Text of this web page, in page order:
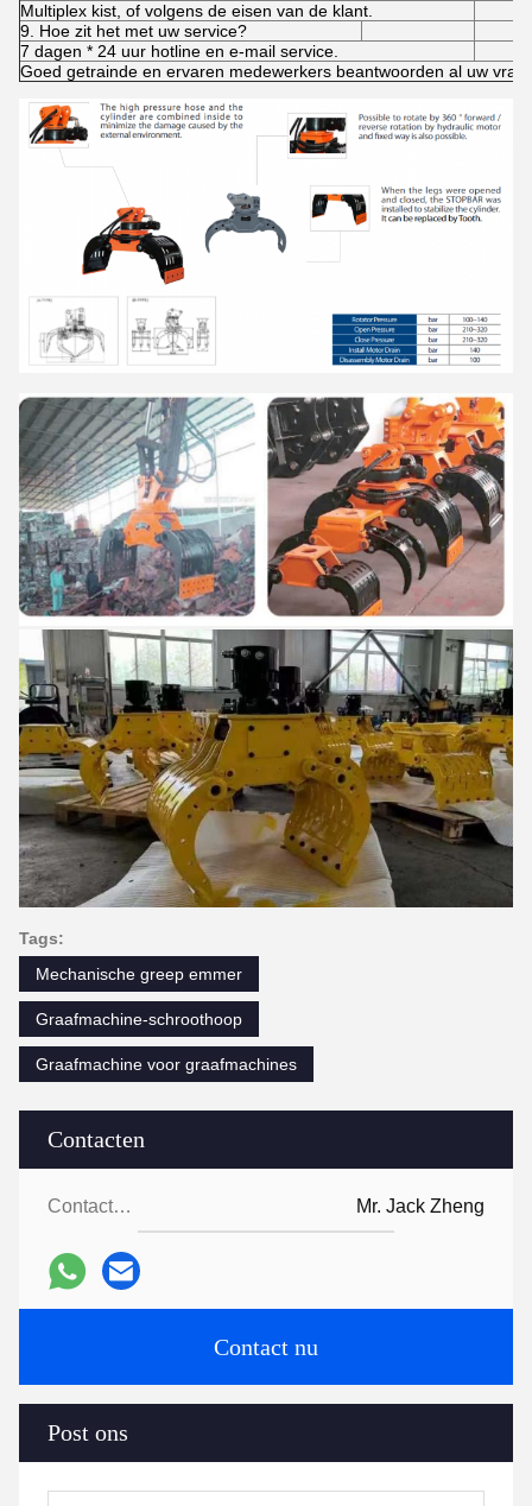
Contacten
Contacten: Mr. Jack Zheng
Contact nu
Post ons
Multiplex kist, of volgens de eisen van de klant.
9. Hoe zit het met uw service?
7 dagen * 24 uur hotline en e-mail service.
Goed getrainde en ervaren medewerkers beantwoorden al uw
Tags:
Mechanische greep emmer
Graafmachine-schroothoop
Graafmachine voor graafmachines